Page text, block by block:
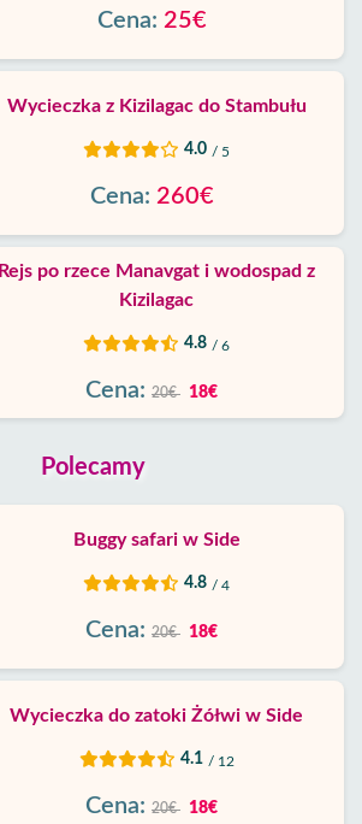
Cena: 25€
Wycieczka z Kizilagac do Stambułu
4.0 / 5
Cena: 260€
Rejs po rzece Manavgat i wodospad z
Kizilagac
4.8 / 6
Cena: 20€ 18€
Polecamy
Buggy safari w Side
4.8 / 4
Cena: 20€ 18€
Wycieczka do zatoki Żółwi w Side
4.1 / 12
Cena: 20€ 18€